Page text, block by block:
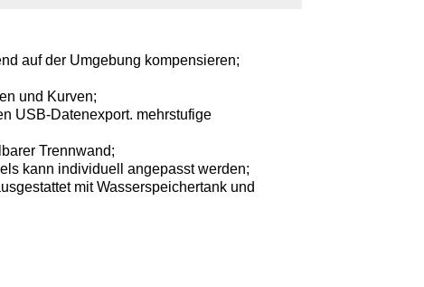
auf der Umgebung kompensieren;
und Kurven;
USB-Datenexport. mehrstufige
Trennwand;
kann individuell angepasst werden;
mit Wasserspeichertank und